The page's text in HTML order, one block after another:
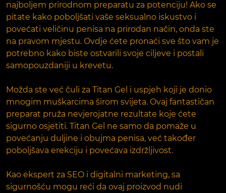
najboljem prirodnom preparatu za potenciju! Ako se
pitate kako poboljšati vaše seksualno iskustvo i
povećati veličinu penisa na prirodan način, onda ste
na pravom mjestu. Ovdje ćete pronaći sve što vam je
potrebno kako biste ostvarili svoje ciljeve i postali
samopouzdaniji u krevetu.
Možda ste već čuli za Titan Gel i uspjeh koji je donio
mnogim muškarcima širom svijeta. Ovaj fantastičan
preparat pruža nevjerojatne rezultate koje ćete
sigurno osjetiti. Titan Gel ne samo da pomaže u
povećanju duljine i obujma penisa, već također
poboljšava erekciju i povećava izdržljivost.
Kao ekspert za SEO i digitalni marketing, sa
sigurnošću mogu reći da ovaj proizvod nudi